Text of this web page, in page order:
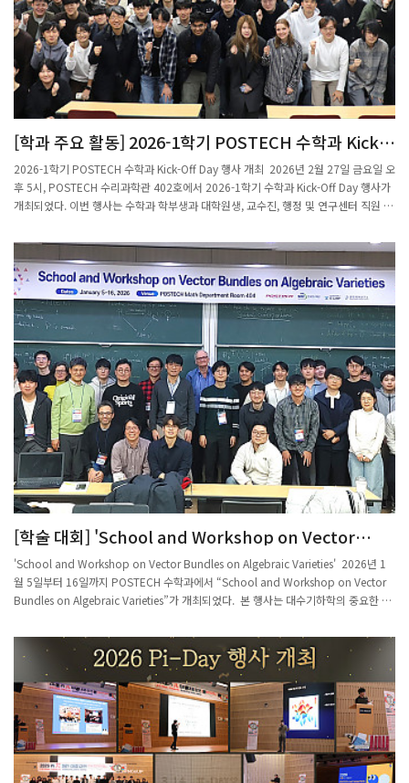
어 가시기를 기대합니다.
[학과 주요 활동] 2026-1학기 POSTECH 수학과 Kick-
Off Day 개최
2026-1학기 POSTECH 수학과 Kick-Off Day 행사 개최 2026년 2월 27일 금요일 오
후 5시, POSTECH 수리과학관 402호에서 2026-1학기 수학과 Kick-Off Day 행사가
개최되었다. 이번 행사는 수학과 학부생과 대학원생, 교수진, 행정 및 연구센터 직원 등
모여 교류하고 향후 학과의 방향을 공유하는 의미 있는 자리로 마련되었다. 행사의 진
행은 수학과 주임교수인 정재훈 교수가 맡았다. 정재훈 교수의 인사말로 시작된 본 행
사는 수학과 교수 및 직원 소개에 이어 2026-1학기 신입생 소개 순으로 진행되었다.
새롭게 수학과에 합류한 학부생과 신입 대학원생(구준혁, 김민섭, 김해민, 박태준, 서정
민, 옥승호, 윤서균, 이민서, 조준희, 한주영)이 한 명씩 소개하며 참석자들의 따뜻한 환
영을 받았고, 이를 통해 학과 공동체의 새로운 시작을 함께 축하하는 시간을 가졌다. 이
어 2025년 하반기 수학과의 주요 성과와 주요 행사들을 돌아보는 발표가 진행되었으
며, 학과 내 연구소 및 연구센터인 PMI, MINDS, CRT, CM2LA에 대한 소개도 함께 이
루어졌다. 이를 통해 참석자들은 학과의 다양한 연구 활동과 성과를 공유하며 학문적
교류의 의미를 되새길 수 있었다. 또한 우수 교육조교상, Graduate Research
Fellowship, BK21 등 다양한 분야에서 우수한 성과를 거둔 구성원들을 축하하는 시상
식이 이어졌으며, 수학과 구성원들이 함께하는 기념 촬영과 경품 추첨이 진행되어 행사
분위기를 더욱 화기애애하게 만들었다. 행사의 마지막에는 샌드위치와 음료가 제공되
는 Tea Time이 마련되어 참석자들이 자유롭게 대화를 나누며 친목을 다지는 시간을
가졌다. 이번 Kick-Off Day 행사는 수학과 구성원들이 함께 모여 지난 성과를 돌아보
고 새 학기의 출발을 다짐하는 뜻깊은 자리로 마무리되었다.2026.02.27.
[학술 대회] 'School and Workshop on Vector
Bundles on Algebraic Varieties' 학회 개최
'School and Workshop on Vector Bundles on Algebraic Varieties' 2026년 1
월 5일부터 16일까지 POSTECH 수학과에서 “School and Workshop on Vector
Bundles on Algebraic Varieties”가 개최되었다. 본 행사는 대수기하학의 중요한 주
에 모여 최신의 연구 동향을 공유하고 학생들에게 이 주제에 대한 배움과 연구발표의
기회를 제공하는 등의 심도 있는 학술 교류를 위하여 마련되었다. 이번 행사에는
Université Bourgogne Europe, Universitat de Barcelona, Politecnico di
Torino, Fordham University 등 해외 대학과 POSTECH, IBS, KIAS, 그리고 국내의
여러 대학 소속의 다수 연구자가 연사로 참여하였다. 강연은 POSTECH 수학과 404
호에서 진행되었으며, 학교(School)와 워크숍(Workshop)을 병행하는 형태로 구성
되어 젊은 연구자와 대학원생들에게도 유익한 학습의 기회가 제공되었다. 본 행사는
한국연구재단, 경상국립대학교 G-LAMP 사업단, 경상국립대학교 분자제어연구소,